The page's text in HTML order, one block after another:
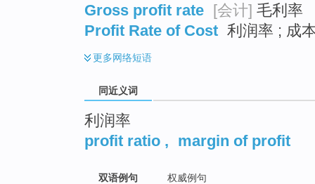
Gross profit rate [会计] 毛利率
Profit Rate of Cost 利润率 ; 成
更多网络短语
同近义词
利润率
profit ratio , margin of profit
双语例句 权威例句